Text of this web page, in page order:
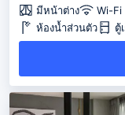
มีหน้าต่าง
Wi-Fi
ห้องน้ำส่วนตัว
ตู้